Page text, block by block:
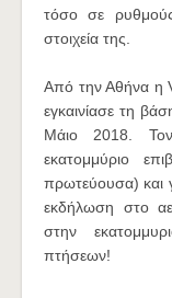
τόσο σε
στοιχεία της.
Από την Αθήνα η
εγκαινίασε τη
Μάιο 2018.
εκατομμύριο
πρωτεύουσα) και
εκδήλωση στο
στην
πτήσεων!